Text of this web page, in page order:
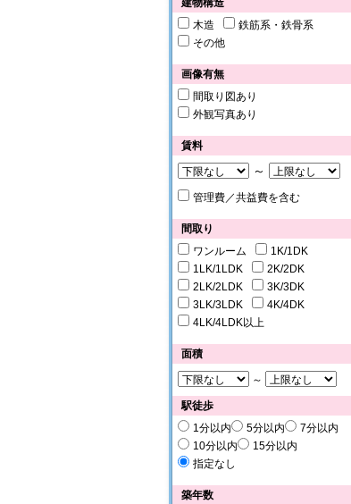
建物構造
木造
鉄筋系・鉄骨系
その他
画像有無
間取り図あり
外観写真あり
賃料
～
管理費／共益費を含む
間取り
ワンルーム
1K/1DK
1LK/1LDK
2K/2DK
2LK/2LDK
3K/3DK
3LK/3LDK
4K/4DK
4LK/4LDK以上
面積
～
駅徒歩
1分以内
5分以内
7分以内
10分以内
15分以内
指定なし
築年数